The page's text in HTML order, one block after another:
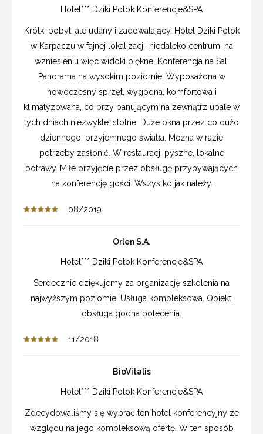
Hotel*** Dziki Potok Konferencje&SPA
Krótki pobyt, ale udany i zadowalający. Hotel Dziki Potok
w Karpaczu w fajnej lokalizacji, niedaleko centrum, na
wzniesieniu więc widoki piękne. Konferencja na Sali
Panorama na wysokim poziomie. Wyposażona w
nowoczesny sprzęt, wygodna, komfortowa i
klimatyzowana, co przy panującym na zewnątrz upale w
tych dniach niezwykle istotne. Duże okna przez co dużo
dziennego, przyjemnego światła. Można w razie
potrzeby zasłonić. W restauracji pyszne, lokalne
potrawy. Miłe przyjęcie przez obsługę przybywających
na konferencję gości. Wszystko jak należy.
08/2019
Orlen S.A.
Hotel*** Dziki Potok Konferencje&SPA
Serdecznie dziękujemy za organizację szkolenia na
najwyższym poziomie. Usługa kompleksowa. Obiekt,
obsługa godna polecenia.
11/2018
BioVitalis
Hotel*** Dziki Potok Konferencje&SPA
Zdecydowaliśmy się wybrać ten hotel konferencyjny ze
względu na jego kompleksową ofertę. W ten sposób